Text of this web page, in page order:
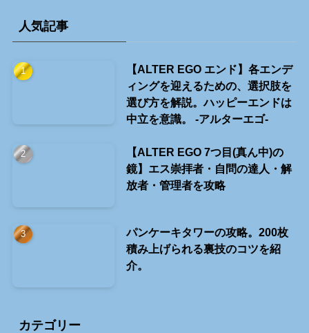
人気記事
【ALTER EGO エンド】各エンデ
ィングを迎えるための、選択肢を
選び方を解説。ハッピーエンドは
中立を意識。 -アルターエゴ-
【ALTER EGO 7つ目(真ん中)の
鏡】エス崇拝者・自問の達人・解
放者・管理者を攻略
パンケーキタワーの攻略。200枚
積み上げられる裏技のコツを紹
介。
カテゴリー